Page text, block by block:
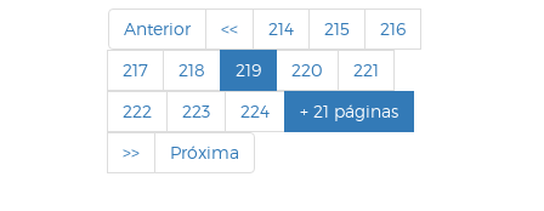
Anterior << 214 215
216
217
218 219 220
221
222
223 224
+ 21 páginas
>>
Próxima